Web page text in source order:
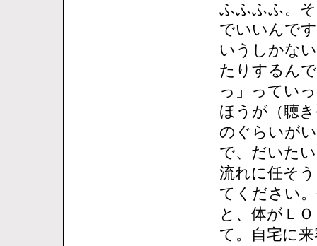
ふふふふ。
でいいんで
いうしかな
たりするん
っ」ってい
ほうが（聴
のぐらいが
で、だいた
流れに任そ
てください
と、体がＬ
て。自宅に